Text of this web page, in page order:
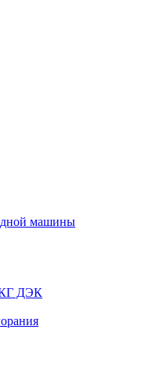
машины
ДЭК